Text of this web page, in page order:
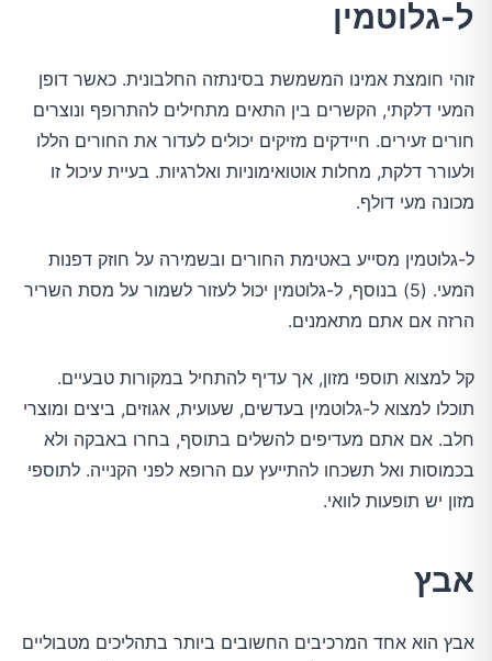
ל-גלוטמין
זוהי חומצת אמינו המשמשת בסינתזה החלבונית. כאשר דופן
המעי דלקתי, הקשרים בין התאים מתחילים להתרופף ונוצרים
חורים זעירים. חיידקים מזיקים יכולים לעדור את החורים הללו
ולעורר דלקת, מחלות אוטואימוניות ואלרגיות. בעיית עיכול זו
מכונה מעי דולף.
ל-גלוטמין מסייע באטימת החורים ובשמירה על חוזק דפנות
המעי. (5) בנוסף, ל-גלוטמין יכול לעזור לשמור על מסת השריר
הרזה אם אתם מתאמנים.
קל למצוא תוספי מזון, אך עדיף להתחיל במקורות טבעיים.
תוכלו למצוא ל-גלוטמין בעדשים, שעועית, אגוזים, ביצים ומוצרי
חלב. אם אתם מעדיפים להשלים בתוסף, בחרו באבקה ולא
בכמוסות ואל תשכחו להתייעץ עם הרופא לפני הקנייה. לתוספי
מזון יש תופעות לוואי.
אבץ
אבץ הוא אחד המרכיבים החשובים ביותר בתהליכים מטבוליים